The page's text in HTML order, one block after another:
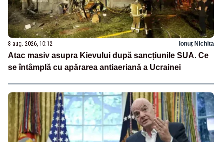
8 aug. 2026, 10:12 Ionuț Nichita
Atac masiv asupra Kievului după sancțiunile SUA. Ce
se întâmplă cu apărarea antiaeriană a Ucrainei